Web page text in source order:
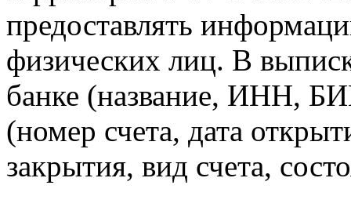
предоставлять
физических лиц. В
банке (название, ИНН,
(номер счета, дата
закрытия, вид счета,